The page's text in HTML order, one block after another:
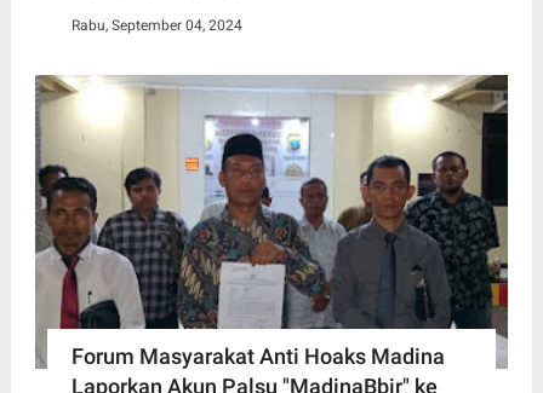
Rabu, September 04, 2024
Forum Masyarakat Anti Hoaks Madina
Laporkan Akun Palsu "MadinaBbir" ke